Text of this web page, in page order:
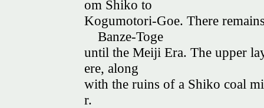
om Shiko to
Kogumotori-Goe. There
Banze-Toge
until the Meiji Era. The upper
ere, along
with the ruins of a Shiko coal
r.